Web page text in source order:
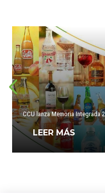
CCU lanza Memoria Integrada
LEER MÁS